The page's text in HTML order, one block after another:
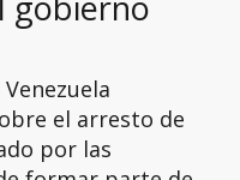
el arresto de
por las